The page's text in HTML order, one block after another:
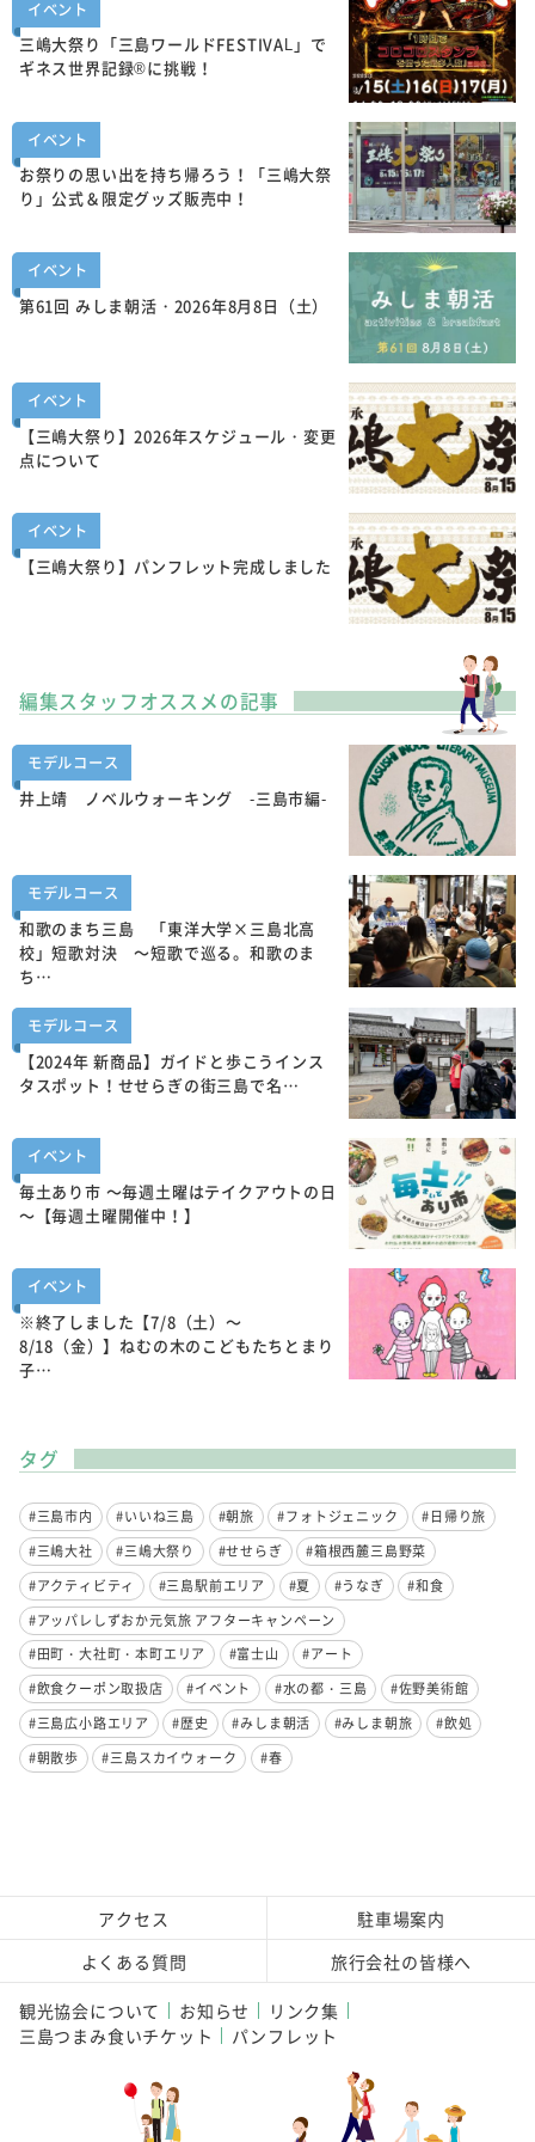
イベント
三嶋大祭り「三島ワールドFESTIVAL」で
ギネス世界記録®に挑戦！
イベント
お祭りの思い出を持ち帰ろう！「三嶋大祭
り」公式＆限定グッズ販売中！
イベント
第61回 みしま朝活・2026年8月8日（土）
イベント
【三嶋大祭り】2026年スケジュール・変更
点について
イベント
【三嶋大祭り】パンフレット完成しました
編集スタッフオススメの記事
モデルコース
井上靖 ノベルウォーキング -三島市編-
モデルコース
和歌のまち三島 「東洋大学×三島北高
校」短歌対決 ～短歌で巡る。和歌のま
ち…
モデルコース
【2024年 新商品】ガイドと歩こうインス
タスポット！せせらぎの街三島で名…
イベント
毎土あり市 ～毎週土曜はテイクアウトの日
～【毎週土曜開催中！】
イベント
※終了しました【7/8（土）～
8/18（金）】ねむの木のこどもたちとまり
子…
タグ
#三島市内 #いいね三島 #朝旅 #フォトジェニック
#日帰り旅
#三嶋大社
#三嶋大祭り #せせらぎ
#箱根西麓三島野菜
#アクティビティ
#三島駅前エリア #夏 #うなぎ
#和食
#アッパレしずおか元気旅 アフターキャンペーン
#田町・大社町・本町エリア
#富士山
#アート
#飲食クーポン取扱店
#イベント #水の都・三島
#佐野美術館
#三島広小路エリア
#歴史 #みしま朝活 #みしま朝旅
#飲処
#朝散歩
#三島スカイウォーク #春
アクセス
駐車場案内
よくある質問
旅行会社の皆様へ
観光協会について お知らせ
リンク集
三島つまみ食いチケット
パンフレット